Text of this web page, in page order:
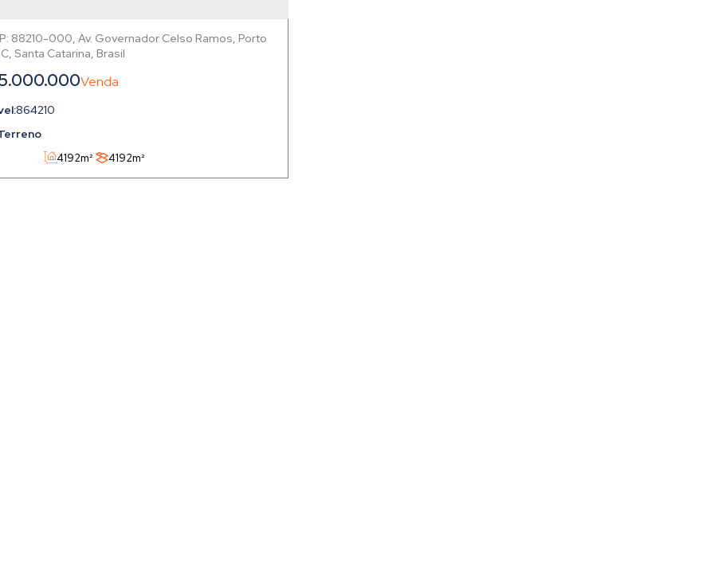
864210
88210-000, Av. Governador Celso Ramos, Porto
, Santa Catarina, Brasil
4192m² 4192m²